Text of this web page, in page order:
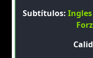
Subtítulos: Ingles